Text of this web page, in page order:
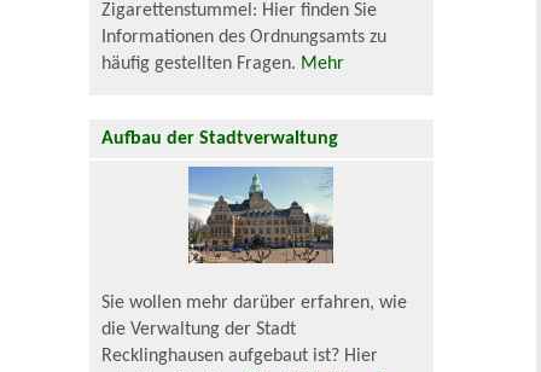
Zigarettenstummel: Hier finden Sie
Informationen des Ordnungsamts zu
häufig gestellten Fragen. Mehr
Aufbau der Stadtverwaltung
Sie wollen mehr darüber erfahren, wie
die Verwaltung der Stadt
Recklinghausen aufgebaut ist? Hier